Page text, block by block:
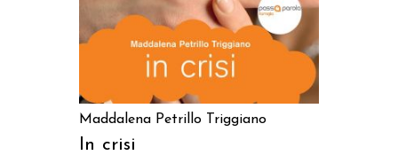
Maddalena Petrillo Triggiano
In crisi